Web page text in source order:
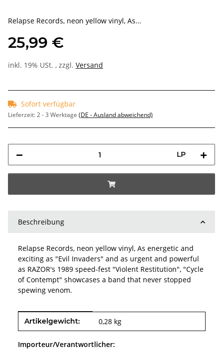
Relapse Records, neon yellow vinyl, As...
25,99 €
inkl. 19% USt. , zzgl. Versand
Sofort verfügbar
Lieferzeit:2 - 3 Werktage (DE - Ausland abweichend)
LP
Beschreibung
Relapse Records, neon yellow vinyl, As energetic and
exciting as "Evil Invaders" and as urgent and powerful
as RAZOR's 1989 speed-fest "Violent Restitution", "Cycle
of Contempt" showcases a band that never stopped
spewing venom.
Produkteigenschaft
Wert
Artikelgewicht: 0,28 kg
Importeur/Verantwortlicher: